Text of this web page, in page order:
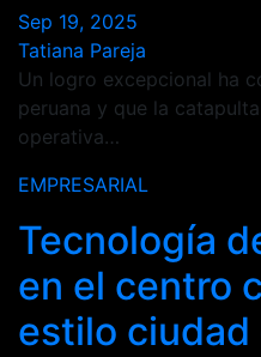
Sep 19, 2025
Tatiana Pareja
Un logro excepcional ha
peruana y que la
operativa…
EMPRESARIAL
Tecnología
en el centro
estilo ciudad